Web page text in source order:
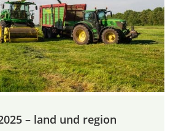
– land und region